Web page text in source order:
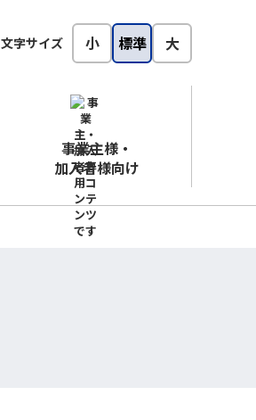
文字サイズ 小 標準 大
事業主様・
加入者様向け